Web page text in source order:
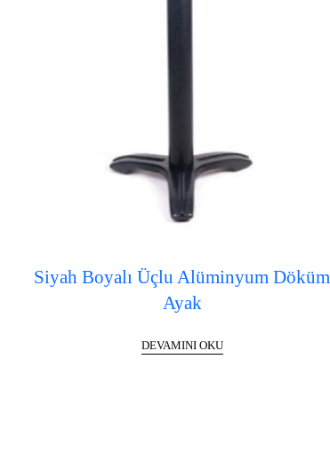
Siyah Boyalı Üçlu Alüminyum Döküm
Ayak
DEVAMINI OKU